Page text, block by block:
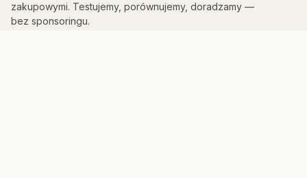
zakupowymi. Testujemy, porównujemy, doradzamy —
bez sponsoringu.